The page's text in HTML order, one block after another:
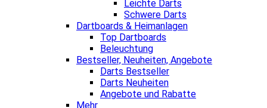
Leichte Darts
Schwere Darts
Dartboards & Heimanlagen
Top Dartboards
Beleuchtung
Bestseller, Neuheiten, Angebote
Darts Bestseller
Darts Neuheiten
Angebote und Rabatte
Mehr